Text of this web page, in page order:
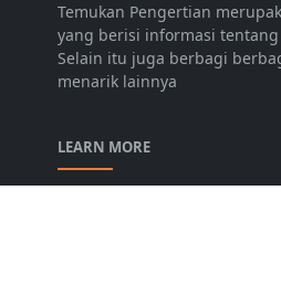
Temukan Pengertian
yang berisi informasi
Selain itu juga berbagi
menarik lainnya
LEARN MORE